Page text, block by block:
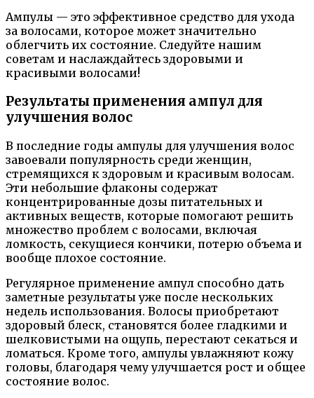
Ампулы — это эффективное средство для ухода
за волосами, которое может значительно
облегчить их состояние. Следуйте нашим
советам и наслаждайтесь здоровыми и
красивыми волосами!
Результаты применения ампул для
улучшения волос
В последние годы ампулы для улучшения волос
завоевали популярность среди женщин,
стремящихся к здоровым и красивым волосам.
Эти небольшие флаконы содержат
концентрированные дозы питательных и
активных веществ, которые помогают решить
множество проблем с волосами, включая
ломкость, секущиеся кончики, потерю объема и
вообще плохое состояние.
Регулярное применение ампул способно дать
заметные результаты уже после нескольких
недель использования. Волосы приобретают
здоровый блеск, становятся более гладкими и
шелковистыми на ощупь, перестают секаться и
ломаться. Кроме того, ампулы увлажняют кожу
головы, благодаря чему улучшается рост и общее
состояние волос.